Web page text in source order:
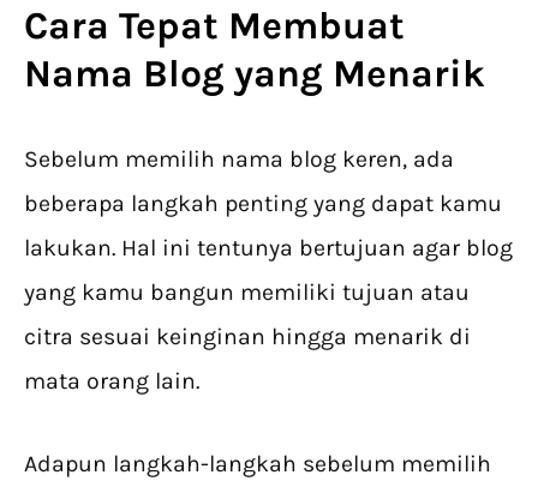
Cara Tepat Membuat
Nama Blog yang Menarik
Sebelum memilih nama blog keren, ada
beberapa langkah penting yang dapat kamu
lakukan. Hal ini tentunya bertujuan agar blog
yang kamu bangun memiliki tujuan atau
citra sesuai keinginan hingga menarik di
mata orang lain.
Adapun langkah-langkah sebelum memilih